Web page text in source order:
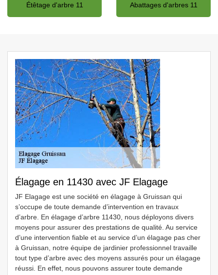
Étêtage d'arbre 11 Abattages d'arbres 11
Élagage en 11430 avec JF Elagage
JF Elagage est une société en élagage à Gruissan qui
s’occupe de toute demande d’intervention en travaux
d’arbre. En élagage d’arbre 11430, nous déployons divers
moyens pour assurer des prestations de qualité. Au service
d’une intervention fiable et au service d’un élagage pas cher
à Gruissan, notre équipe de jardinier professionnel travaille
tout type d’arbre avec des moyens assurés pour un élagage
réussi. En effet, nous pouvons assurer toute demande